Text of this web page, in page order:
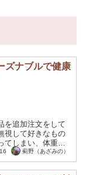
ズナブルで健康
を追加注文をして
視して好きなもの
しまい、体重計
あるかと思いま
薊野（あざみの）